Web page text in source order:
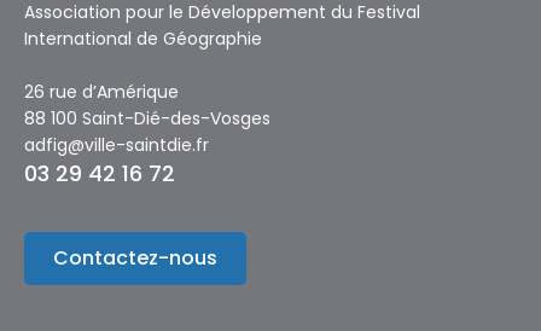
Association pour le Développement du Festival
International de Géographie
26 rue d’Amérique
88 100 Saint-Dié-des-Vosges
adfig@ville-saintdie.fr
03 29 42 16 72
Contactez-nous